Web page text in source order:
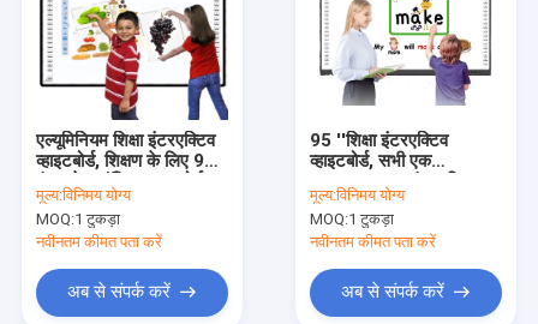
हमारे बारे में
फैक्टरी यात्रा
गुणवत्ता नियंत्रण
हमसे संपर्क करें
समाचार
सभी मामलों
एल्यूमिनियम शिक्षा इंटरएक्टिव
व्हाइटबोर्ड, शिक्षण के लिए 95
इंच इलेक्ट्रॉनिक व्हाइटबोर्ड
मूल्य:विनिमय योग्य
MOQ:1 टुकड़ा
नवीनतम कीमत पता करें
अब से संपर्क करें
95 ''शिक्षा इंटरएक्टिव
व्हाइटबोर्ड, सभी एक
3840x2160 इंटरएक्टिव
स्मार्ट बोर्ड में
मूल्य:विनिमय योग्य
MOQ:1 टुकड़ा
नवीनतम कीमत पता करें
अब से संपर्क करें